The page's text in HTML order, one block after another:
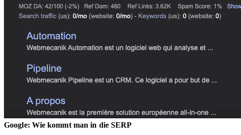
Google: Wie kommt man in die SERP